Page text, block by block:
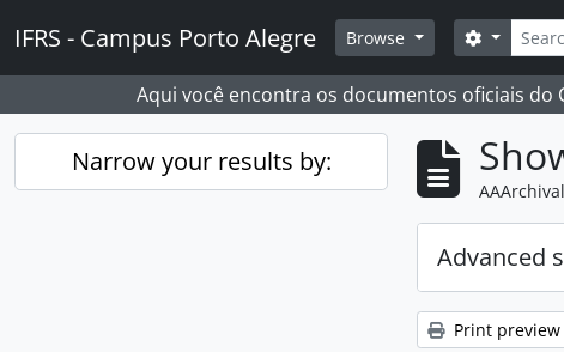
IFRS - Campus Porto Alegre Browse Search
Search
Aqui você encontra os documentos oficiais do
Narrow your results by:
Advanced
Print preview